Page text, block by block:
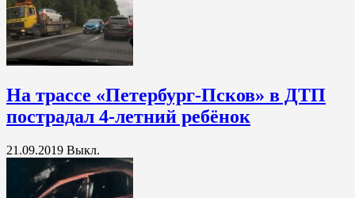
На трассе «Петербург-Псков» в ДТП
пострадал 4-летний ребёнок
21.09.2019 Выкл.